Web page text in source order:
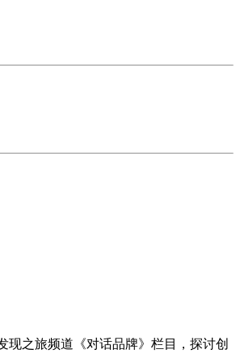
现之旅频道《对话品牌》栏目，探讨创